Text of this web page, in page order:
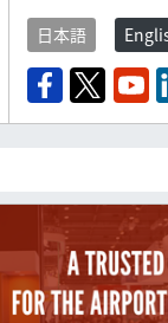
日本語
観光
登録済み
もし未